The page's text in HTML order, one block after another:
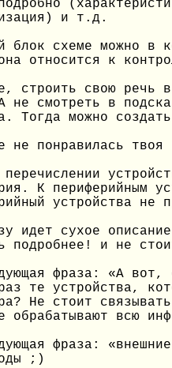
и т.д.
блок схеме можно в
относится к
строить свою речь
не смотреть в
Тогда можно
не понравилась твоя
К периферийным
устройства не
идет сухое
подробнее! и не
фраза: «А вот,
те устройства,
Не стоит
обрабатывают всю
фраза:
;)